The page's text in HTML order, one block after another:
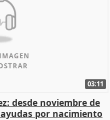
03:11
desde noviembre de
ayudas por nacimiento